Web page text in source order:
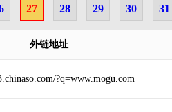
27 28 29 30 31
外链地址
?q=www.mogu.com